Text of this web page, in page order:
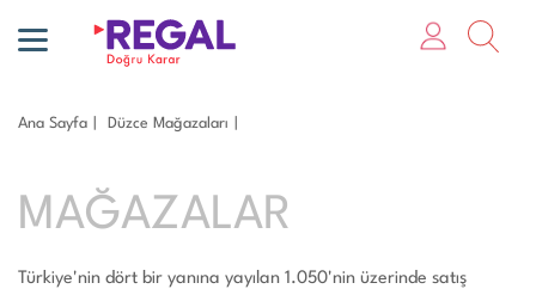
Ana Sayfa Düzce Mağazaları
MAĞAZALAR
Türkiye'nin dört bir yanına yayılan 1.050'nin üzerinde satış